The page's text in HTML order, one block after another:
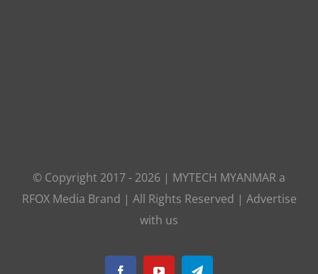
© Copyright 2017 - 2026 | MYTECH MYANMAR a
RFOX Media Brand | All Rights Reserved | Advertise
with us